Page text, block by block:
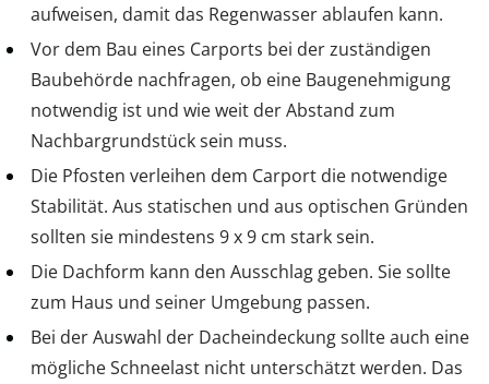
aufweisen, damit das Regenwasser ablaufen kann.
Vor dem Bau eines Carports bei der zuständigen
Baubehörde nachfragen, ob eine Baugenehmigung
notwendig ist und wie weit der Abstand zum
Nachbargrundstück sein muss.
Die Pfosten verleihen dem Carport die notwendige
Stabilität. Aus statischen und aus optischen Gründen
sollten sie mindestens 9 x 9 cm stark sein.
Die Dachform kann den Ausschlag geben. Sie sollte
zum Haus und seiner Umgebung passen.
Bei der Auswahl der Dacheindeckung sollte auch eine
mögliche Schneelast nicht unterschätzt werden. Das